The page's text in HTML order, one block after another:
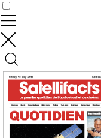
Contrôler vos données